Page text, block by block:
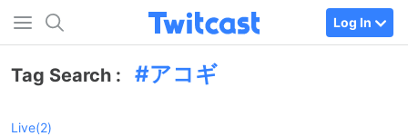
Log In
Tag Search : アコギ
Live(2)